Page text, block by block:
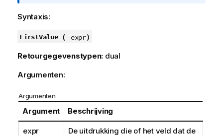
o
m
t
e
Syntaxis:
FirstValue ( expr)
Retourgegevenstypen: dual
Argumenten:
Argumenten
Argument Beschrijving
expr
De uitdrukking die of het veld dat de